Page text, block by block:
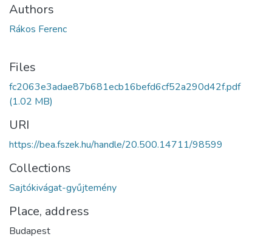
Authors
Rákos Ferenc
Files
fc2063e3adae87b681ecb16befd6cf52a290d42f.pdf
(1.02 MB)
URI
https://bea.fszek.hu/handle/20.500.14711/98599
Collections
Sajtókivágat-gyűjtemény
Place, address
Budapest